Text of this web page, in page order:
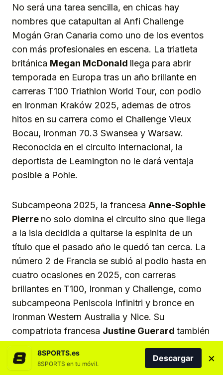
No será una tarea sencilla, en chicas hay
nombres que catapultan al Anfi Challenge
Mogán Gran Canaria como uno de los eventos
con más profesionales en escena. La triatleta
británica Megan McDonald llega para abrir
temporada en Europa tras un año brillante en
carreras T100 Triathlon World Tour, con podio
en Ironman Kraków 2025, ademas de otros
hitos en su carrera como el Challenge Vieux
Bocau, Ironman 70.3 Swansea y Warsaw.
Reconocida en el circuito internacional, la
deportista de Leamington no le dará ventaja
posible a Pohle.
Subcampeona 2025, la francesa Anne-Sophie
Pierre no solo domina el circuito sino que llega
a la isla decidida a quitarse la espinita de un
título que el pasado año le quedó tan cerca. La
número 2 de Francia se subió al podio hasta en
cuatro ocasiones en 2025, con carreras
brillantes en T100, Ironman y Challenge, como
subcampeona Peniscola Infinitri y bronce en
Ironman Western Australia y Nice. Su
compatriota francesa Justine Guerard también
estará en una línea de salida del máximo nivel,
posicionando a la armada gala como una de las
8SPORTS.es
8SPORTS en tu móvil.
Descargar ×